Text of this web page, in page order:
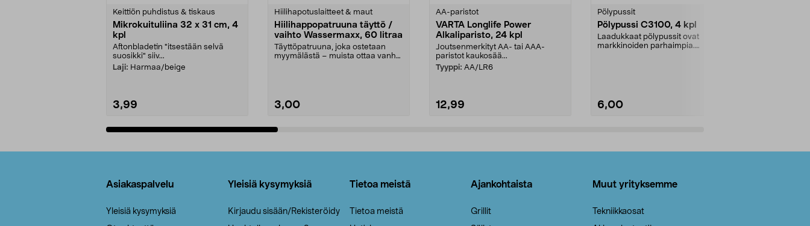
Keittiön puhdistus & tiskaus
Mikrokuituliina 32 x 31 cm, 4
kpl
Aftonbladetin "itsestään selvä
suosikki" siiv...
Laji: Harmaa/beige
3,99
Hiilihapotuslaitteet & maut
Hiilihappopatruuna täyttö /
vaihto Wassermaxx, 60 litraa
Täyttöpatruuna, joka ostetaan
myymälästä – muista ottaa vanha
3,00
AA-paristot
VARTA Longlife Power
Alkaliparisto, 24 kpl
Joutsenmerkityt AA- tai AAA-
paristot kaukosää...
Tyyppi: AA/LR6
12,99
Pölypussit
Pölypussi C3100, 4 kpl
Laadukkaat pölypussit ovat
markkinoiden parhaimpia.
6,00
Asiakaspalvelu
Yleisiä kysymyksiä
Yleisiä kysymyksiä
Kirjaudu sisään/Rekisteröidy
Tietoa meistä
Tietoa meistä
Ajankohtaista
Grillit
Muut yrityksemme
Tekniikkaosat